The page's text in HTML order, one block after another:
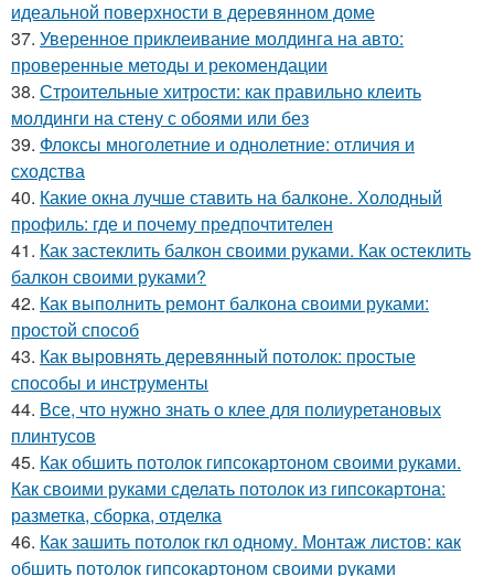
идеальной поверхности в деревянном доме
37. Уверенное приклеивание молдинга на авто:
проверенные методы и рекомендации
38. Строительные хитрости: как правильно клеить
молдинги на стену с обоями или без
39. Флоксы многолетние и однолетние: отличия и
сходства
40. Какие окна лучше ставить на балконе. Холодный
профиль: где и почему предпочтителен
41. Как застеклить балкон своими руками. Как остеклить
балкон своими руками?
42. Как выполнить ремонт балкона своими руками:
простой способ
43. Как выровнять деревянный потолок: простые
способы и инструменты
44. Все, что нужно знать о клее для полиуретановых
плинтусов
45. Как обшить потолок гипсокартоном своими руками.
Как своими руками сделать потолок из гипсокартона:
разметка, сборка, отделка
46. Как зашить потолок гкл одному. Монтаж листов: как
обшить потолок гипсокартоном своими руками